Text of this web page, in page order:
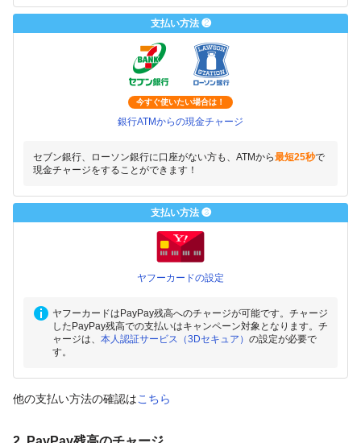
支払い方法 ❷
今すぐ使いたい場合は！
銀行ATMからの現金チャージ
セブン銀行、ローソン銀行に口座がない方も、ATMから最短25秒で
現金チャージをすることができます！
支払い方法 ❸
ヤフーカードの設定
ヤフーカードはPayPay残高へのチャージが可能です。チャージ
したPayPay残高での支払いはキャンペーン対象となります。チ
ャージは、 本人認証サービス（3Dセキュア） の設定が必要で
す。
他の支払い方法の確認はこちら